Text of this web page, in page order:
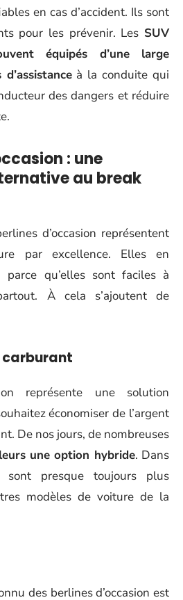
en cas d’accident. Ils sont
pour les prévenir. Les SUV
équipés d’une large
à la conduite qui
des dangers et réduire
: une
au break
d’occasion représentent
par excellence. Elles en
parce qu’elles sont faciles à
À cela s’ajoutent de
carburant
représente une solution
économiser de l’argent
De nos jours, de nombreuses
une option hybride. Dans
presque toujours plus
modèles de voiture de la
des berlines d’occasion est